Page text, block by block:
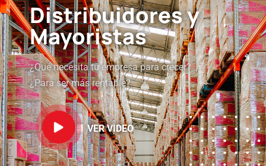
Distribuidores y
Mayoristas
¿Qué necesita tu empresa para crecer?
¿Para ser más rentable?
VER VIDEO